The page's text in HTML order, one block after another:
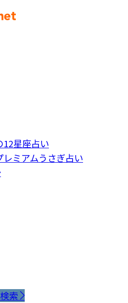
星座占い
ミアムうさぎ占い
索